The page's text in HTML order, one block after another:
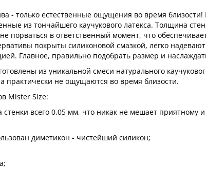
- только естественные ощущения во время
из тончайшего каучукового латекса. Толщина
порваться в ответственный момент, что
покрыты силиконовой смазкой, легко
Главное, правильно подобрать размер и
из уникальной смеси натурального
практически не ощущаются во время близости.
Mister Size:
всего 0,05 мм, что никак не мешает приятному и
диметикон - чистейший силикон;